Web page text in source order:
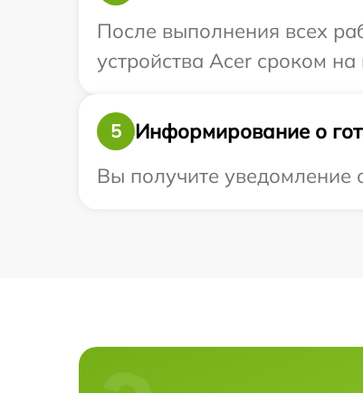
После выполнения всех
устройства Acer сроком
5
Информирование о
Вы получите уведомление